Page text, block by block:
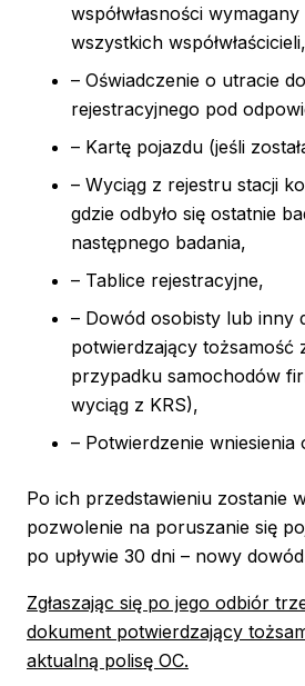
współwłasności
wszystkich współwłaścicieli,
– Oświadczenie o utracie
rejestracyjnego pod
– Kartę pojazdu (jeśli
– Wyciąg z rejestru stacji
gdzie odbyło się ostatnie
następnego badania,
– Tablice rejestracyjne,
– Dowód osobisty lub inny
potwierdzający tożsamość
przypadku samochodów
wyciąg z KRS),
– Potwierdzenie wniesienia
Po ich przedstawieniu zostanie
pozwolenie na poruszanie się
po upływie 30 dni – nowy
Zgłaszając się po jego odbiór
dokument potwierdzający
aktualną polisę OC.